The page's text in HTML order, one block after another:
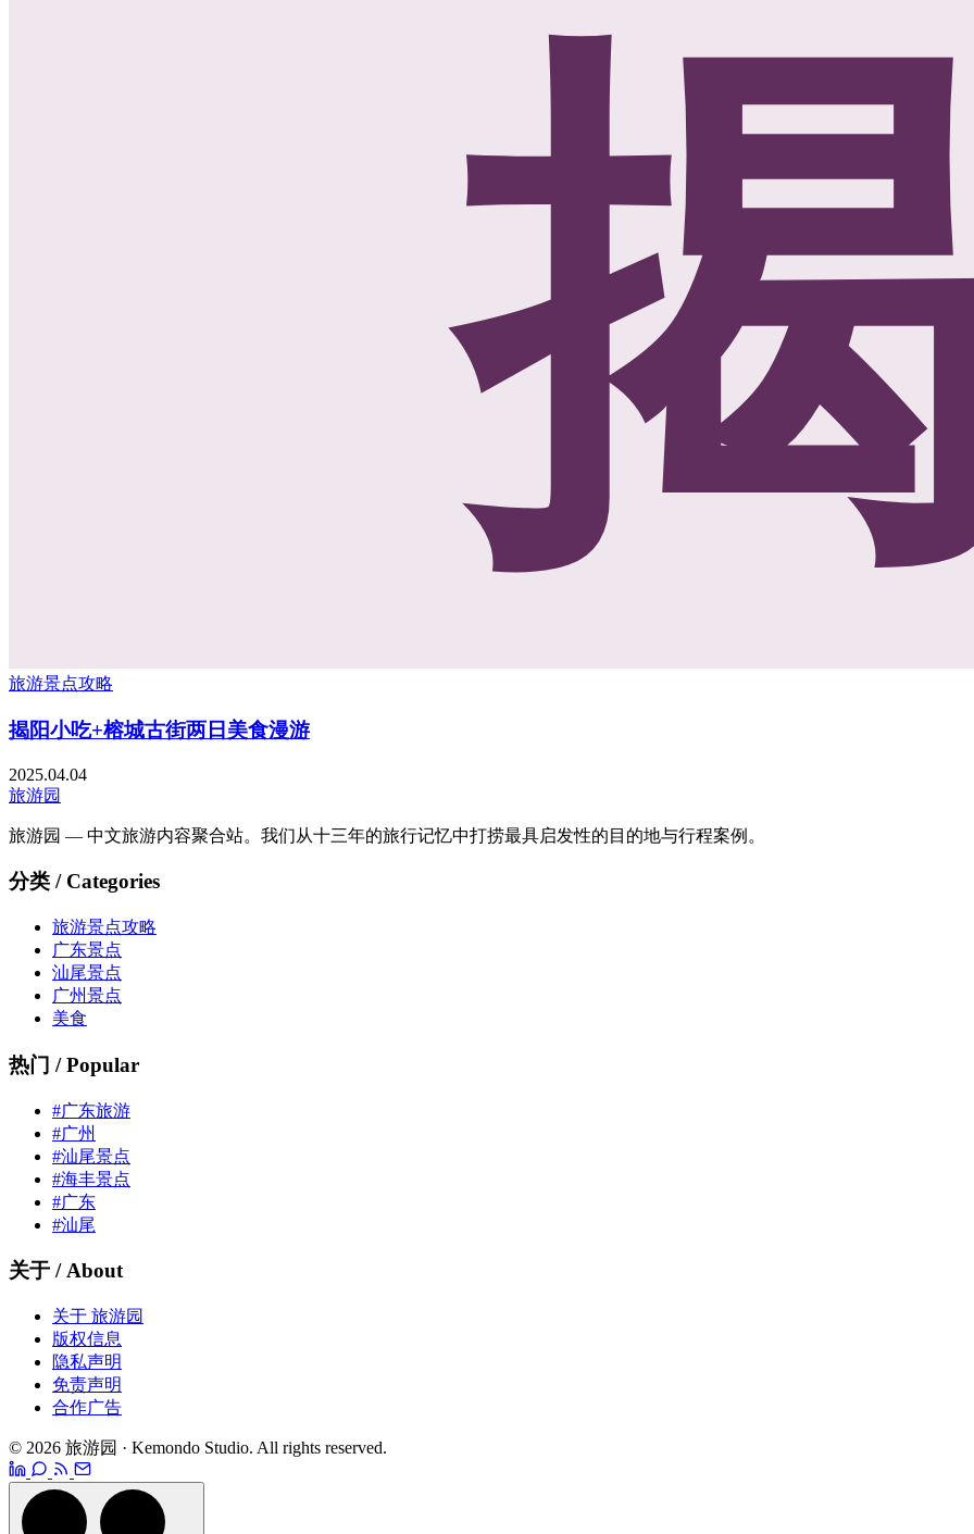
旅游景点攻略
揭阳小吃+榕城古街两日美食漫游
2025.04.04
旅游园
旅游园 — 中文旅游内容聚合站。我们从十三年的旅行记忆中打捞最具启发性的目的地与行程案例。
分类 / Categories
旅游景点攻略
广东景点
汕尾景点
广州景点
美食
热门 / Popular
#广东旅游
#广州
#汕尾景点
#海丰景点
#广东
#汕尾
关于 / About
关于 旅游园
版权信息
隐私声明
免责声明
合作广告
© 2026 旅游园 · Kemondo Studio. All rights reserved.